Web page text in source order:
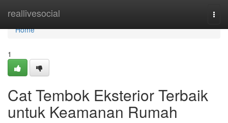
reallivesocial
Home
Home
1
Cat Tembok Eksterior Terbaik
untuk Keamanan Rumah